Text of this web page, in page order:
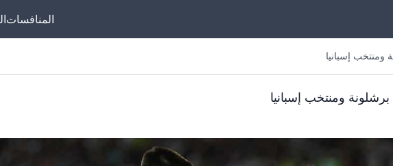
المنافسات
ومنتخب إسبانيا